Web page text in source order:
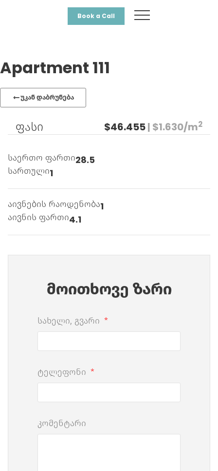
Book a Call
Apartment 111
უკან დაბრუნება
ფასი $46.455| $1.630/m2
საერთო ფართი28.5
სართული1
აივნების რაოდენობა1
აივნის ფართი4.1
მოითხოვე ზარი
სახელი, გვარი
ტელეფონი
კომენტარი